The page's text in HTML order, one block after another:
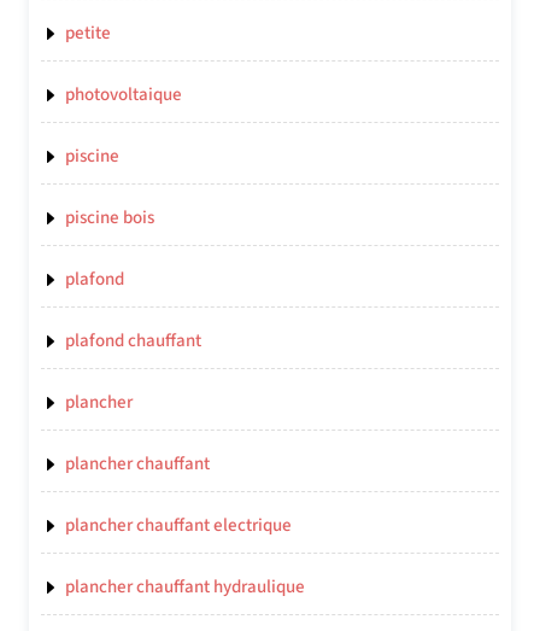
petite
photovoltaique
piscine
piscine bois
plafond
plafond chauffant
plancher
plancher chauffant
plancher chauffant electrique
plancher chauffant hydraulique